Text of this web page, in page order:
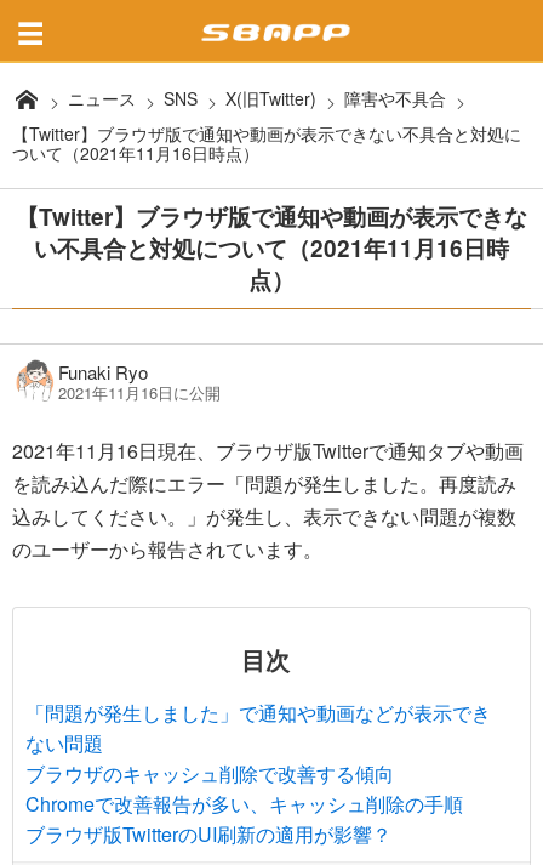
ニュース SNS X(旧Twitter)
障害や不具合
【Twitter】ブラウザ版で通知や動画が表示できない不具合と対処に
ついて（2021年11月16日時点）
【Twitter】ブラウザ版で通知や動画が表示できな
い不具合と対処について（2021年11月16日時
点）
Funaki Ryo
2021年11月16日に公開
2021年11月16日現在、ブラウザ版Twitterで通知タブや動画
を読み込んだ際にエラー「問題が発生しました。再度読み
込みしてください。」が発生し、表示できない問題が複数
のユーザーから報告されています。
目次
「問題が発生しました」で通知や動画などが表示でき
ない問題
ブラウザのキャッシュ削除で改善する傾向
Chromeで改善報告が多い、キャッシュ削除の手順
ブラウザ版TwitterのUI刷新の適用が影響？